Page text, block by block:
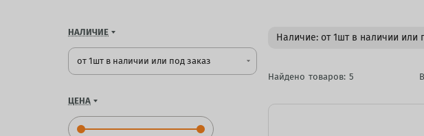
НАЛИЧИЕ
от 1шт в наличии или под заказ arrow_drop_down
ЦЕНА
Наличие: от 1шт в наличии или
Найдено товаров: 5